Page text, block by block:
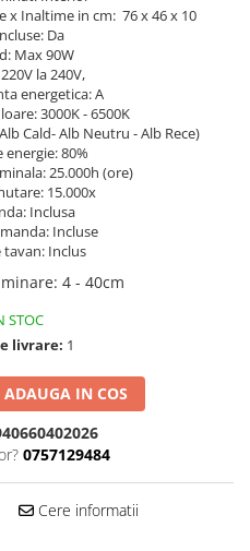
x Inaltime in cm: 76 x 46 x 10
Da
Max 90W
la 240V,
energetica: A
3000K - 6500K
Cald- Alb Neutru - Alb Rece)
energie: 80%
25.000h (ore)
15.000x
Inclusa
Incluse
Inclus
: 4 - 40cm
STOC
livrare: 1
ADAUGA IN COS
0757129484
Cere informatii